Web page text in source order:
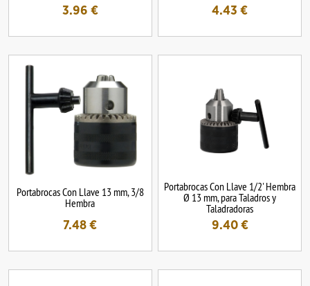
3.96 € 4.43 €
Portabrocas Con Llave 13 mm, 3/8
Hembra
7.48 €
Portabrocas Con Llave 1/2' Hembra
Ø 13 mm, para Taladros y
Taladradoras
9.40€